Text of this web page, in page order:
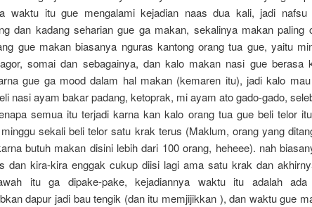
waktu itu gue mengalami kejadian naas dua kali, jadi nafsu
dan kadang seharian gue ga makan, sekalinya makan paling
gue makan biasanya nguras kantong orang tua gue, yaitu
somai dan sebagainya, dan kalo makan nasi gue berasa
gue ga mood dalam hal makan (kemaren itu), jadi kalo
nasi ayam bakar padang, ketoprak, mi ayam ato gado-gado,
semua itu terjadi karna kan kalo orang tua gue beli telor
sekali beli telor satu krak terus (Maklum, orang yang
butuh makan disini lebih dari 100 orang, heheee). nah
dan kira-kira enggak cukup diisi lagi ama satu krak dan
itu ga dipake-pake, kejadiannya waktu itu adalah
dapur jadi bau tengik (dan itu memjijikkan ), dan waktu gue